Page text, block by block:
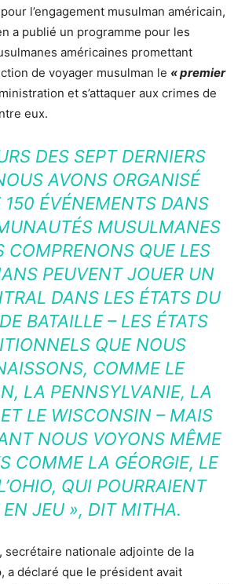
l’engagement musulman américain,
a publié un programme pour les
américaines promettant
de voyager musulman le « premier
et s’attaquer aux crimes de
eux.
DES SEPT DERNIERS
AVONS ORGANISÉ
150 ÉVÉNEMENTS DANS
MUSULMANES
COMPRENONS QUE LES
PEUVENT JOUER UN
DANS LES ÉTATS DU
BATAILLE – LES ÉTATS
QUE NOUS
COMME LE
LA PENNSYLVANIE, LA
LE WISCONSIN – MAIS
NOUS VOYONS MÊME
COMME LA GÉORGIE, LE
QUI POURRAIENT
EN JEU », DIT MITHA.
secrétaire nationale adjointe de la
a déclaré que le président avait